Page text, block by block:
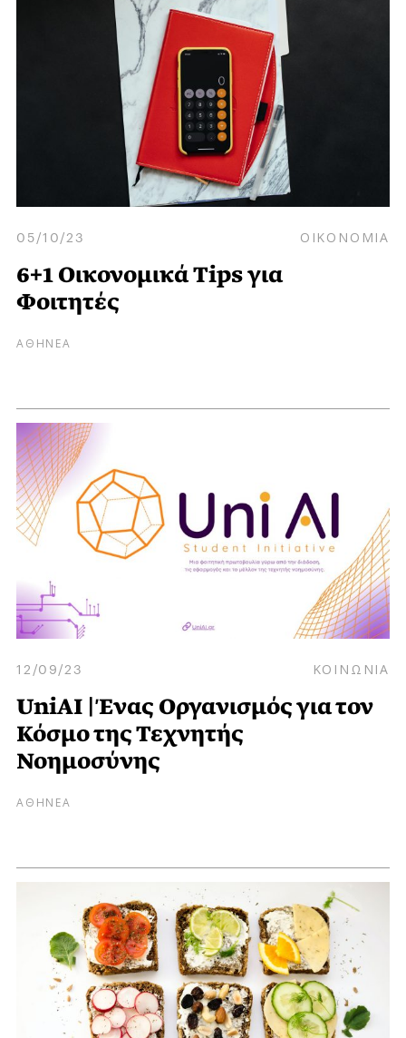
05/10/23 ΟΙΚΟΝΟΜΙΑ
6+1 Οικονομικά Tips για
Φοιτητές
ΑΘΗΝΕΑ
12/09/23 ΚΟΙΝΩΝΙΑ
UniAI | Ένας Οργανισμός για τον
Κόσμο της Τεχνητής
Νοημοσύνης
ΑΘΗΝΕΑ